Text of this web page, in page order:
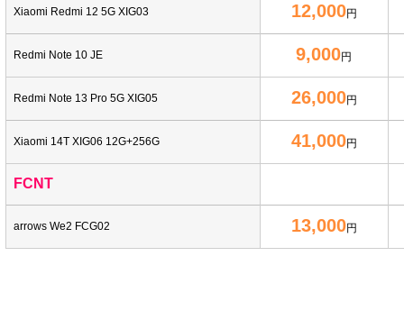
Xiaomi Redmi 12 5G XIG03 12,000円
Redmi Note 10 JE 9,000円
Redmi Note 13 Pro 5G XIG05 26,000円
Xiaomi 14T XIG06 12G+256G 41,000円
FCNT
arrows We2 FCG02 13,000円